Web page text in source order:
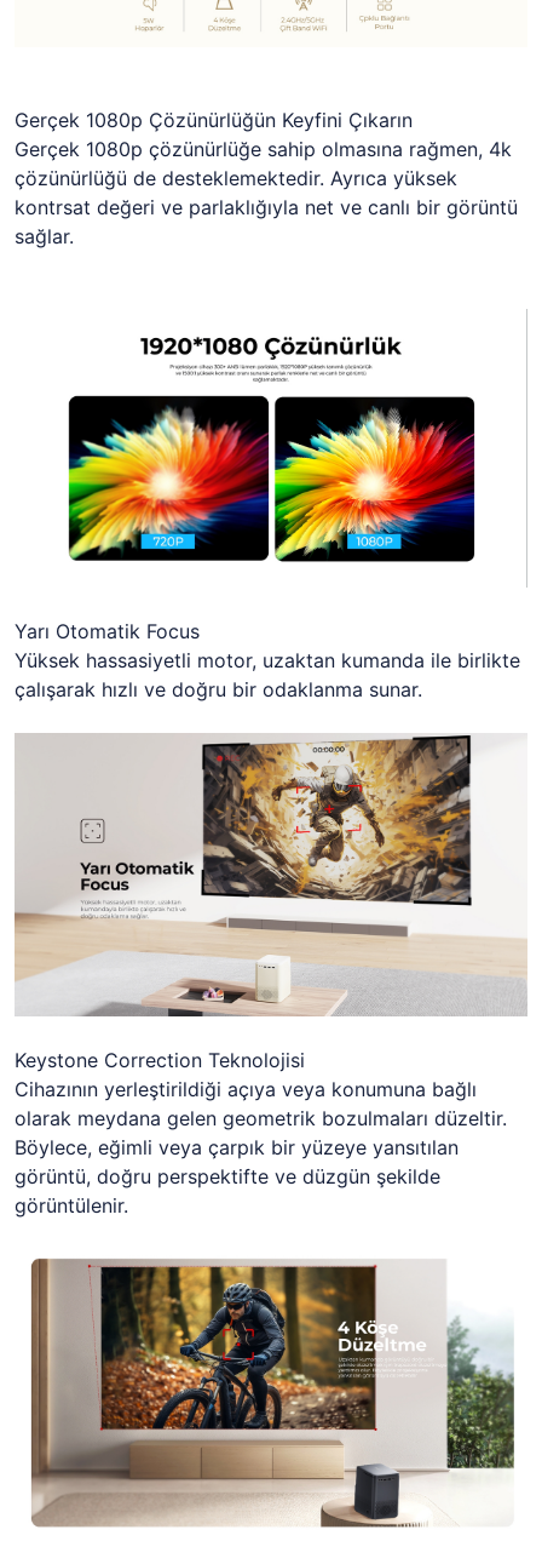
Gerçek 1080p Çözünürlüğün Keyfini Çıkarın
Gerçek 1080p çözünürlüğe sahip olmasına rağmen, 4k
çözünürlüğü de desteklemektedir. Ayrıca yüksek
kontrsat değeri ve parlaklığıyla net ve canlı bir görüntü
sağlar.
Yarı Otomatik Focus
Yüksek hassasiyetli motor, uzaktan kumanda ile birlikte
çalışarak hızlı ve doğru bir odaklanma sunar.
Keystone Correction Teknolojisi
Cihazının yerleştirildiği açıya veya konumuna bağlı
olarak meydana gelen geometrik bozulmaları düzeltir.
Böylece, eğimli veya çarpık bir yüzeye yansıtılan
görüntü, doğru perspektifte ve düzgün şekilde
görüntülenir.